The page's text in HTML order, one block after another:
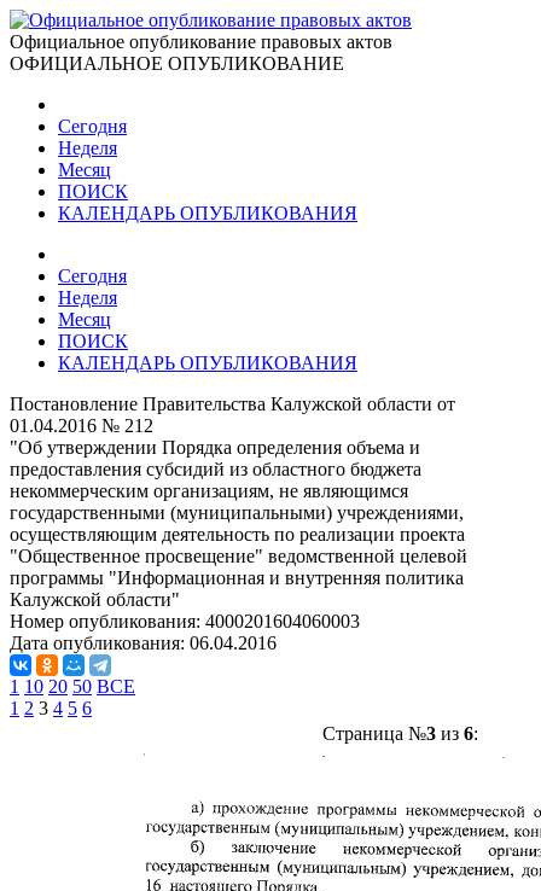
Официальное опубликование правовых актов
ОФИЦИАЛЬНОЕ ОПУБЛИКОВАНИЕ
Сегодня
Неделя
Месяц
ПОИСК
КАЛЕНДАРЬ ОПУБЛИКОВАНИЯ
Сегодня
Неделя
Месяц
ПОИСК
КАЛЕНДАРЬ ОПУБЛИКОВАНИЯ
Постановление Правительства Калужской области от
01.04.2016 № 212
"Об утверждении Порядка определения объема и
предоставления субсидий из областного бюджета
некоммерческим организациям, не являющимся
государственными (муниципальными) учреждениями,
осуществляющим деятельность по реализации проекта
"Общественное просвещение" ведомственной целевой
программы "Информационная и внутренняя политика
Калужской области"
Номер опубликования: 4000201604060003
Дата опубликования: 06.04.2016
1 10 20 50 ВСЕ
1 2 3 4 5 6
Страница №3из 6: